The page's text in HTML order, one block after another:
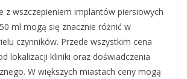
z wszczepieniem implantów piersiowych
ml mogą się znacznie różnić w
czynników. Przede wszystkim cena
lokalizacji kliniki oraz doświadczenia
W większych miastach ceny mogą